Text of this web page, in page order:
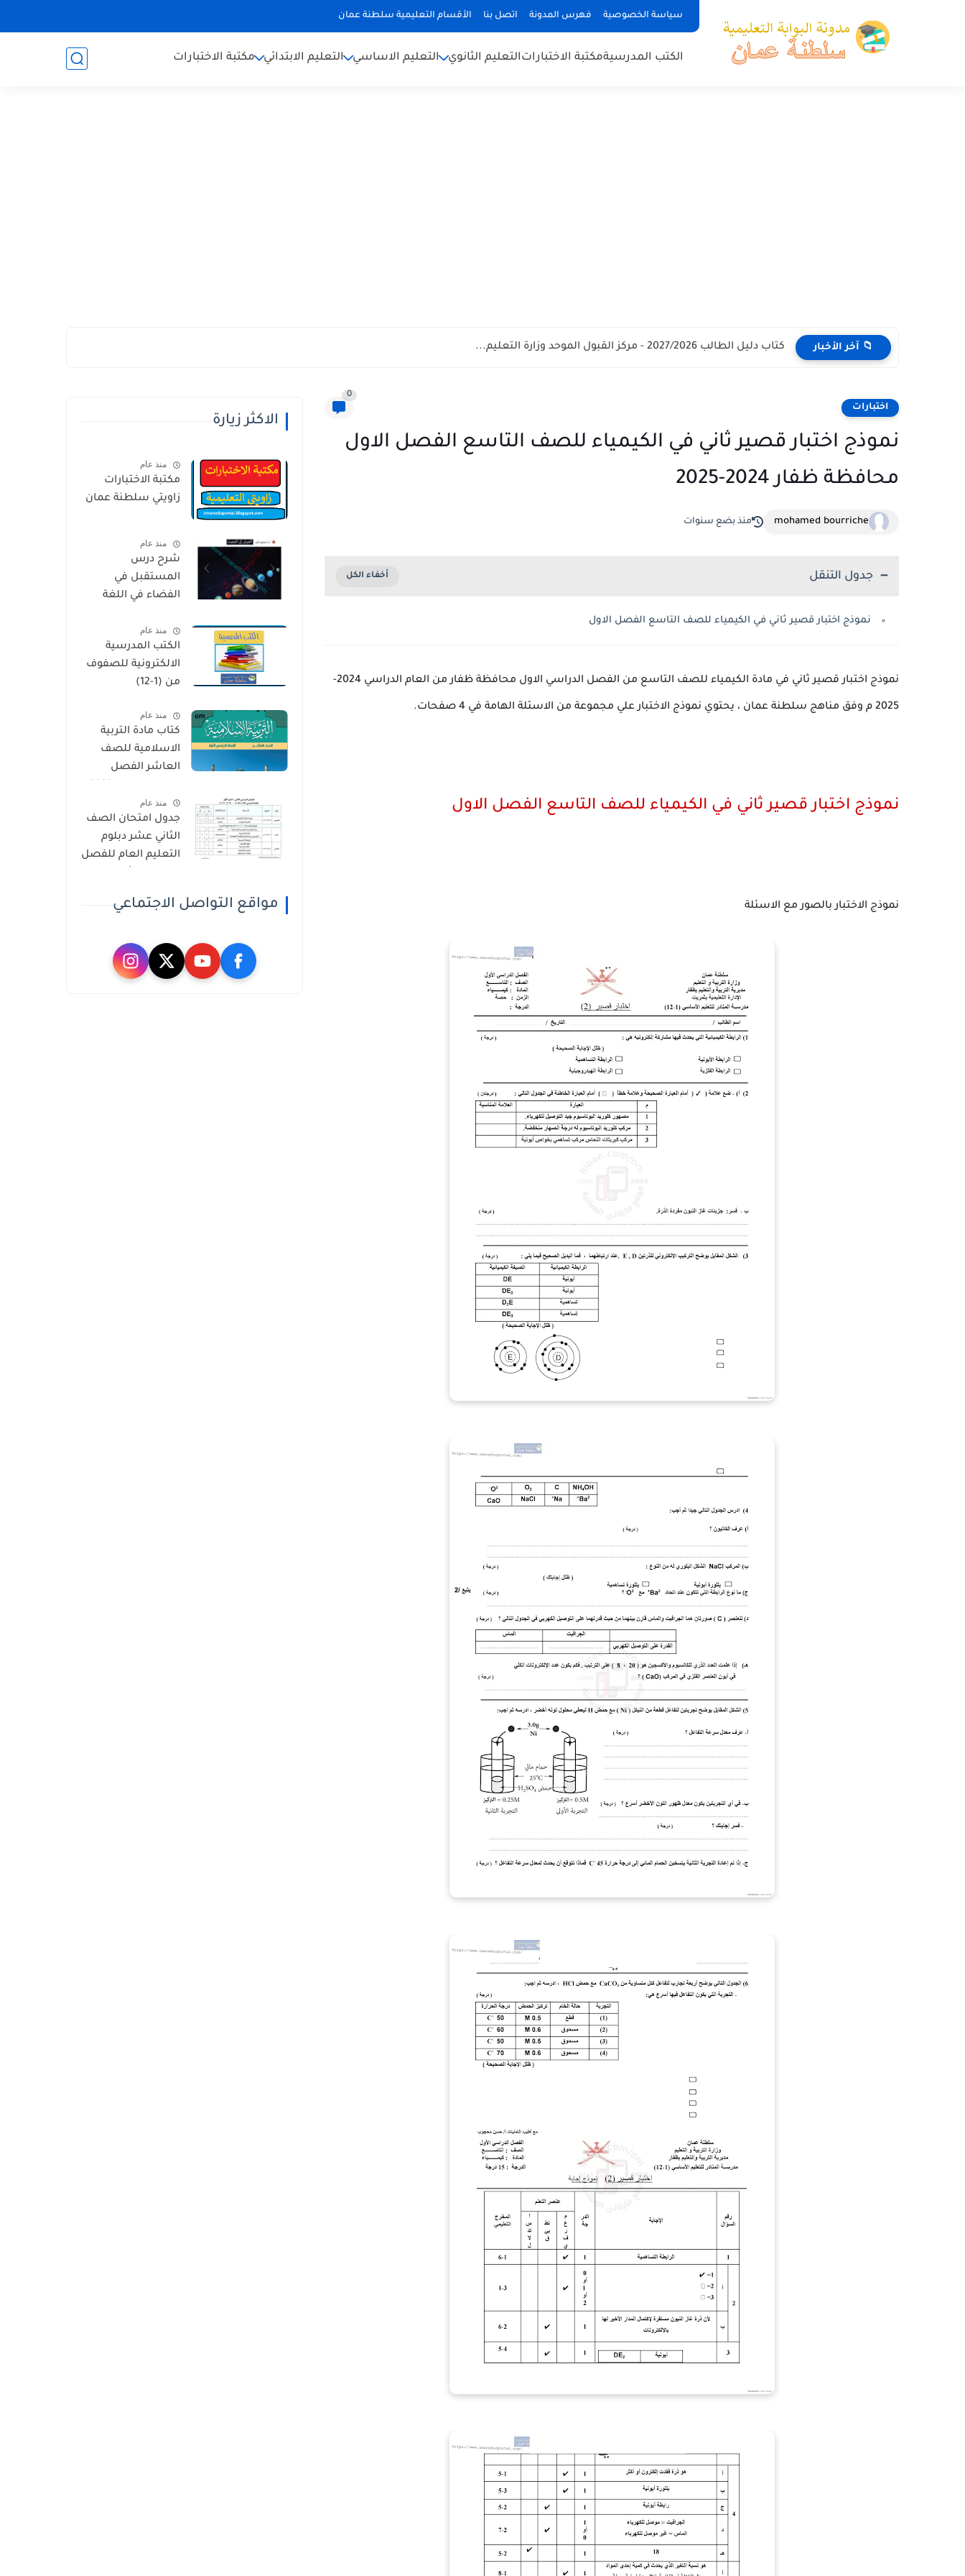
سياسة الخصوصية فهرس المدونة اتصل بنا الأقسام التعليمية سلطنة عمان
الكتب المدرسيةمكتبة الاختباراتالتعليم الثانوي التعليم الاساسي التعليم الابتدائي مكتبة الاختبارات
📁 آخر الأخبار كتاب دليل الطالب 2027/2026 - مركز القبول الموحد وزارة التعليم...
اختبارات
0
نموذج اختبار قصير ثاني في الكيمياء للصف التاسع الفصل الاول
محافظة ظفار 2024-2025
mohamed bourriche منذ بضع سنوات
جدول التنقل
نموذج اختبار قصير ثاني في الكيمياء للصف التاسع الفصل الاول
نموذج اختبار قصير ثاني في مادة الكيمياء للصف التاسع من الفصل الدراسي الاول محافظة ظفار من العام الدراسي 2024-
2025 م وفق مناهج سلطنة عمان ، يحتوي نموذج الاختبار علي مجموعة من الاسئلة الهامة في 4 صفحات.
نموذج اختبار قصير ثاني في الكيمياء للصف التاسع الفصل الاول
نموذج الاختبار بالصور مع الاسئلة
الاكثر زيارة
منذ عام
مكتبة الاختبارات
زاويتي سلطنة عمان
منذ عام
شرح درس
المستقبل في
الفضاء في اللغة
الخامس الفصل
الثاني
منذ عام
الكتب المدرسية
الالكترونية للصفوف
من (1-12)
منذ عام
كتاب مادة التربية
الاسلامية للصف
العاشر الفصل
2026منذ عام
جدول امتحان الصف
الثاني عشر دبلوم
التعليم العام للفصل
مواقع التواصل الاجتماعي